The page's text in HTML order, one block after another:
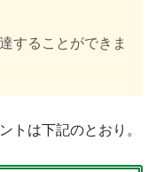
することができま
トは下記のとおり。